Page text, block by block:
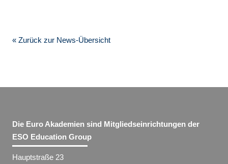
« Zurück zur News-Übersicht
Die Euro Akademien sind Mitgliedseinrichtungen der
ESO Education Group
Hauptstraße 23